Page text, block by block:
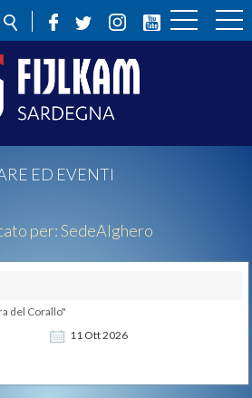
ED EVENTI
per:SedeAlghero
11 Ott2026
del Corallo"